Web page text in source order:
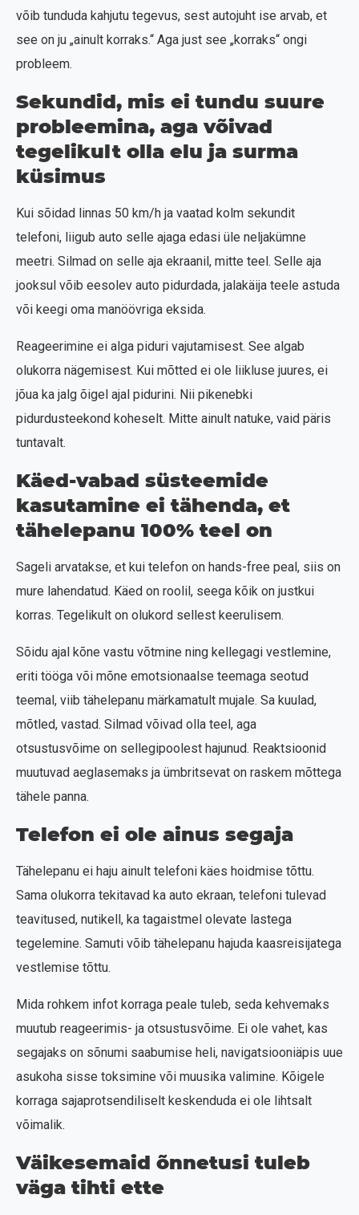
võib tunduda kahjutu tegevus, sest autojuht ise arvab, et
see on ju „ainult korraks.“ Aga just see „korraks“ ongi
probleem.
Sekundid, mis ei tundu suure
probleemina, aga võivad
tegelikult olla elu ja surma
küsimus
Kui sõidad linnas 50 km/h ja vaatad kolm sekundit
telefoni, liigub auto selle ajaga edasi üle neljakümne
meetri. Silmad on selle aja ekraanil, mitte teel. Selle aja
jooksul võib eesolev auto pidurdada, jalakäija teele astuda
või keegi oma manöövriga eksida.
Reageerimine ei alga piduri vajutamisest. See algab
olukorra nägemisest. Kui mõtted ei ole liikluse juures, ei
jõua ka jalg õigel ajal pidurini. Nii pikenebki
pidurdusteekond koheselt. Mitte ainult natuke, vaid päris
tuntavalt.
Käed-vabad süsteemide
kasutamine ei tähenda, et
tähelepanu 100% teel on
Sageli arvatakse, et kui telefon on hands-free peal, siis on
mure lahendatud. Käed on roolil, seega kõik on justkui
korras. Tegelikult on olukord sellest keerulisem.
Sõidu ajal kõne vastu võtmine ning kellegagi vestlemine,
eriti tööga või mõne emotsionaalse teemaga seotud
teemal, viib tähelepanu märkamatult mujale. Sa kuulad,
mõtled, vastad. Silmad võivad olla teel, aga
otsustusvõime on sellegipoolest hajunud. Reaktsioonid
muutuvad aeglasemaks ja ümbritsevat on raskem mõttega
tähele panna.
Telefon ei ole ainus segaja
Tähelepanu ei haju ainult telefoni käes hoidmise tõttu.
Sama olukorra tekitavad ka auto ekraan, telefoni tulevad
teavitused, nutikell, ka tagaistmel olevate lastega
tegelemine. Samuti võib tähelepanu hajuda kaasreisijatega
vestlemise tõttu.
Mida rohkem infot korraga peale tuleb, seda kehvemaks
muutub reageerimis- ja otsustusvõime. Ei ole vahet, kas
segajaks on sõnumi saabumise heli, navigatsiooniäpis uue
asukoha sisse toksimine või muusika valimine. Kõigele
korraga sajaprotsendiliselt keskenduda ei ole lihtsalt
võimalik.
Väikesemaid õnnetusi tuleb
väga tihti ette